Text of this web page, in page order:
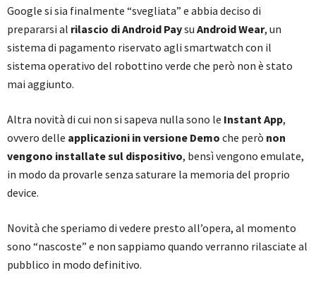
Google si sia finalmente “svegliata” e abbia deciso di
prepararsi al rilascio di Android Paysu Android Wear, un
sistema di pagamento riservato agli smartwatch con il
sistema operativo del robottino verde che però non è stato
mai aggiunto.
Altra novità di cui non si sapeva nulla sono le Instant App,
ovvero delle applicazioni in versione Demo che però non
vengono installate sul dispositivo, bensì vengono emulate,
in modo da provarle senza saturare la memoria del proprio
device.
Novità che speriamo di vedere presto all’opera, al momento
sono “nascoste” e non sappiamo quando verranno rilasciate al
pubblico in modo definitivo.